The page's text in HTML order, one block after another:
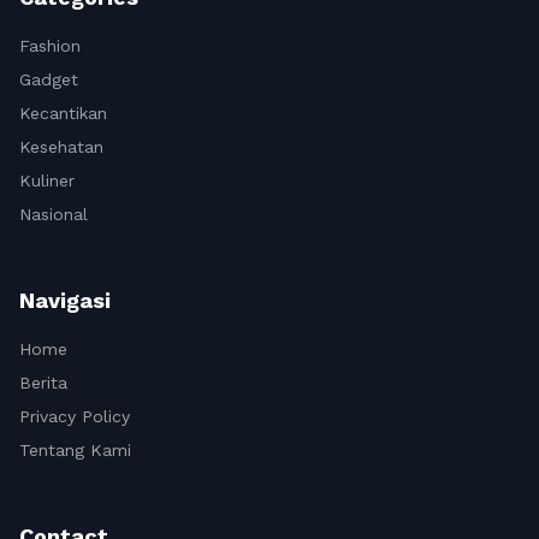
Fashion
Gadget
Kecantikan
Kesehatan
Kuliner
Nasional
Navigasi
Home
Berita
Privacy Policy
Tentang Kami